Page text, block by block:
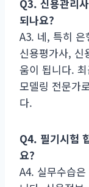
Q3. 신용관리
되나요?
A3. 네, 특히
신용평가사, 신
움이 됩니다.
모델링 전문가
다.
Q4. 필기시험
요?
A4. 실무수습